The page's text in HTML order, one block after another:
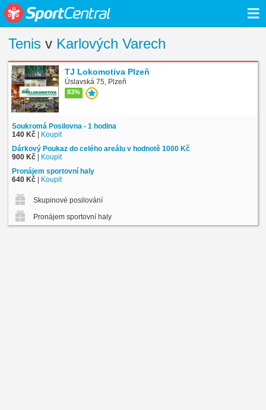
≡
Tenis v Karlových Varech
TJ Lokomotiva Plzeň
Úslavská 75, Plzeň
83%
Soukromá Posilovna - 1 hodina
140 Kč | Koupit
Dárkový Poukaz do celého areálu v hodnotě 1000 Kč
900 Kč | Koupit
Pronájem sportovní haly
640 Kč | Koupit
Skupinové posilování
Pronájem sportovní haly